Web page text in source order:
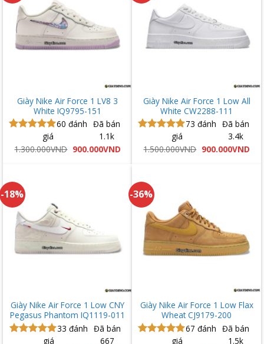
Giày Nike Air Force 1 LV8 3
White IQ9795-151
Được xếp
hạng5.00
60 đánh
giá
Đã bán
1.1k
1.300.000VND Giá
900.000VNDGiá
900.000VND.
Giày Nike Air Force 1 Low All
White CW2288-111
Được xếp
hạng5.00
73 đánh
giá
Đã bán
3.4k
1.500.000VND Giá
900.000VNDGiá
-18%
Giày Nike Air Force 1 Low CNY
Pegasus Phantom IQ1119-011
Được xếp
33 đánh
giá
Đã bán
667
-36%
Giày Nike Air Force 1 Low Flax
Wheat CJ9179-200
Được xếp
67 đánh
giá
Đã bán
1.5k